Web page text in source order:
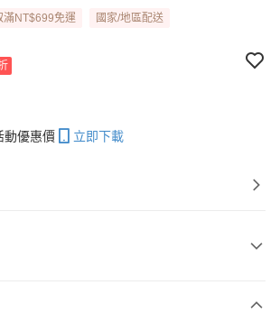
滿NT$699免運 國家/地區配送
動優惠價 立即下載